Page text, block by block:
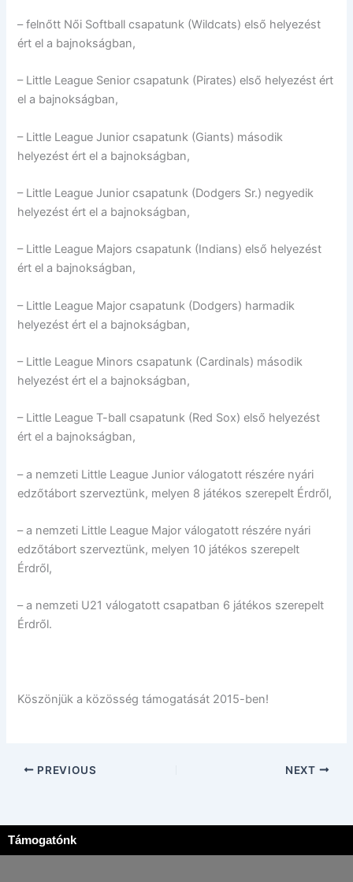
– felnőtt Női Softball csapatunk (Wildcats) első helyezést
ért el a bajnokságban,
– Little League Senior csapatunk (Pirates) első helyezést ért
el a bajnokságban,
– Little League Junior csapatunk (Giants) második
helyezést ért el a bajnokságban,
– Little League Junior csapatunk (Dodgers Sr.) negyedik
helyezést ért el a bajnokságban,
– Little League Majors csapatunk (Indians) első helyezést
ért el a bajnokságban,
– Little League Major csapatunk (Dodgers) harmadik
helyezést ért el a bajnokságban,
– Little League Minors csapatunk (Cardinals) második
helyezést ért el a bajnokságban,
– Little League T-ball csapatunk (Red Sox) első helyezést
ért el a bajnokságban,
– a nemzeti Little League Junior válogatott részére nyári
edzőtábort szerveztünk, melyen 8 játékos szerepelt Érdről,
– a nemzeti Little League Major válogatott részére nyári
edzőtábort szerveztünk, melyen 10 játékos szerepelt
Érdről,
– a nemzeti U21 válogatott csapatban 6 játékos szerepelt
Érdről.
Köszönjük a közösség támogatását 2015-ben!
PREVIOUS NEXT
Támogatónk